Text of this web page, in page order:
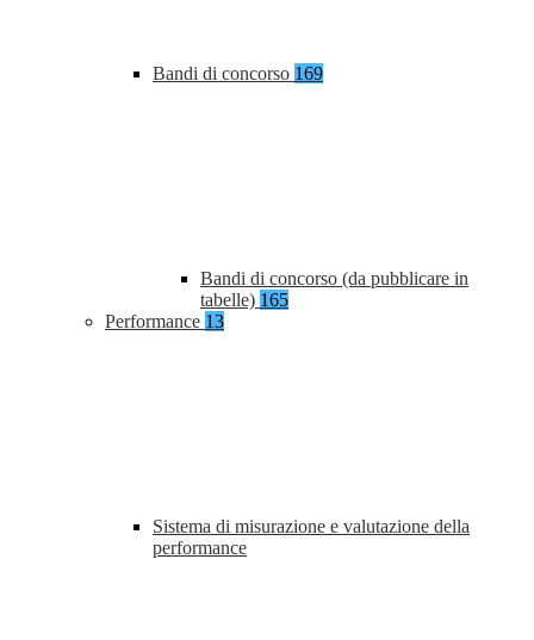
Bandi di concorso 169
Bandi di concorso (da pubblicare in
tabelle) 165
Performance 13
Sistema di misurazione e valutazione della
performance